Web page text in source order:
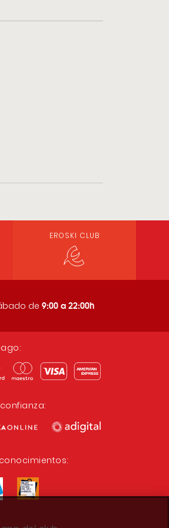
EROSKI CLUB
de 9:00 a 22:00h